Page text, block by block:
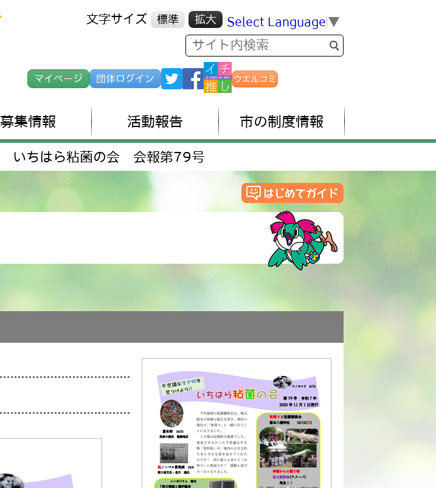
文字サイズ 標準 拡大 Select Language ▼
マイページ 団体ログイン ウエルコミ
募集情報 活動報告 市の制度情報
いちはら粘菌の会 会報第79号